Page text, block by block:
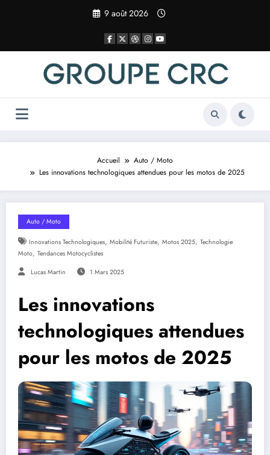
9 août 2026
Accueil
Auto / Moto
Les innovations technologiques attendues pour les motos de 2025
Auto / Moto
Innovations Technologiques, Mobilité Futuriste, Motos 2025, Technologie
Moto, Tendances Motocyclistes
Lucas Martin 1 Mars 2025
Les innovations
technologiques attendues
pour les motos de 2025